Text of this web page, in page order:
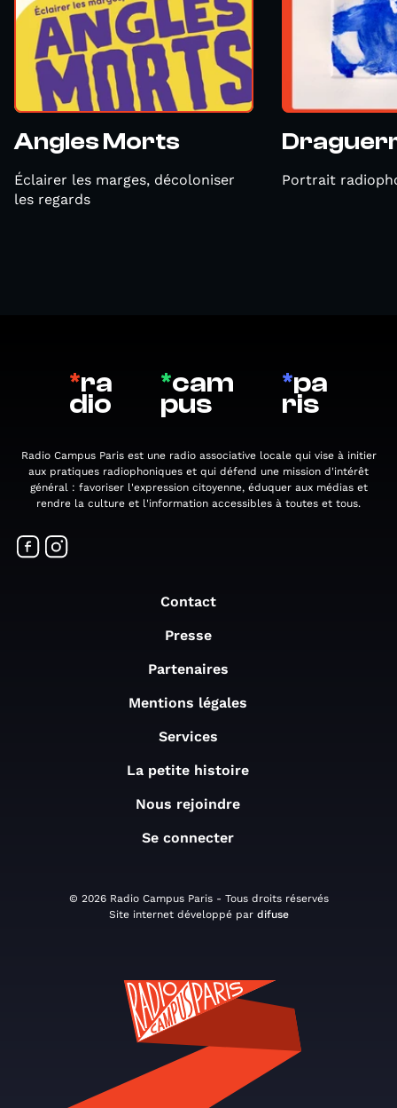
Angles Morts
Éclairer les marges, décoloniser
les regards
Portrait
*ra
dio
*cam
pus
*pa
ris
Radio Campus Paris est une radio associative locale qui vise à initier
aux pratiques radiophoniques et qui défend une mission d'intérêt
général : favoriser l'expression citoyenne, éduquer aux médias et
rendre la culture et l'information accessibles à toutes et tous.
Contact
Presse
Partenaires
Mentions légales
Services
La petite histoire
Nous rejoindre
Se connecter
© 2026 Radio Campus Paris - Tous droits réservés
Site internet développé par difuse